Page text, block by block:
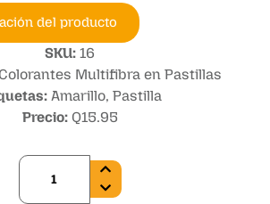
del producto
SKU: 16
Multifibra en Pastillas
Amarillo, Pastilla
Precio: Q15.95